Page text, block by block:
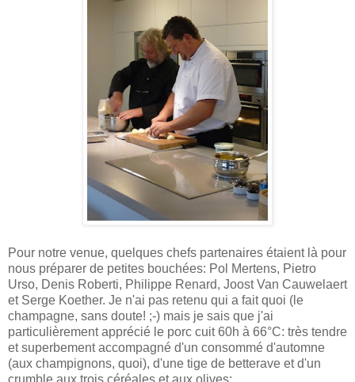
Pour notre venue, quelques chefs partenaires étaient là pour
nous préparer de petites bouchées: Pol Mertens, Pietro
Urso, Denis Roberti, Philippe Renard, Joost Van Cauwelaert
et Serge Koether. Je n'ai pas retenu qui a fait quoi (le
champagne, sans doute! ;-) mais je sais que j'ai
particulièrement apprécié le porc cuit 60h à 66°C: très tendre
et superbement accompagné d'un consommé d'automne
(aux champignons, quoi), d'une tige de betterave et d'un
crumble aux trois céréales et aux olives: